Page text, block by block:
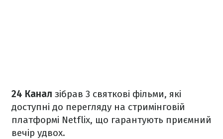
24 Канал зібрав 3 святкові фільми, які
доступні до перегляду на стримінговій
платформі Netflix, що гарантують приємний
вечір удвох.